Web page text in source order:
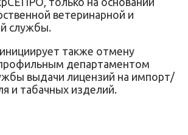
ветеринарной и
службы.
также отмену
профильным департаментом
выдачи лицензий на импорт/
и табачных изделий.